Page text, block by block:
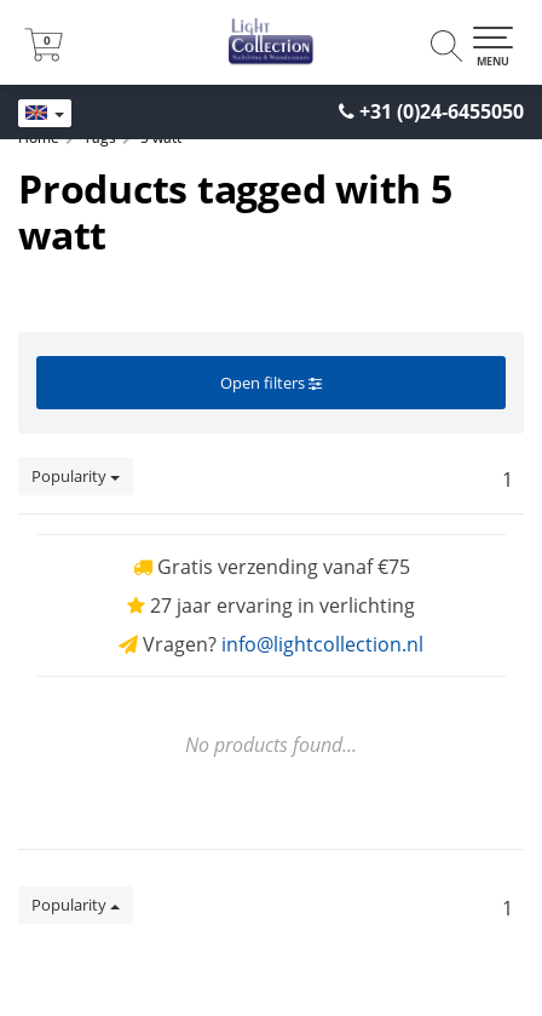
+31 (0)24-6455050
0
0
MENU
Home Tags 5 watt
Products tagged with 5
watt
Open filters
Popularity 1
Gratis verzending vanaf €75
27 jaar ervaring in verlichting
Vragen? info@lightcollection.nl
No products found...
Popularity 1